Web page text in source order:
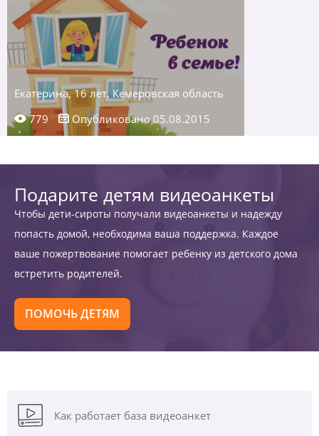
Екатерина, 16 лет, Кемеровская область
779
Опубликовано 05.08.2015
Подарите детям видеоанкеты
Чтобы дети-сироты получали видеоанкеты и надежду
попасть домой, необходима ваша поддержка. Каждое
ваше пожертвование помогает ребенку из детского дома
встретить родителей.
ПОМОЧЬ ДЕТЯМ
Как работает база видеоанкет